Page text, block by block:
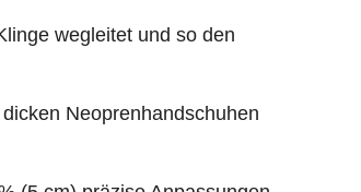
wegleitet und so den
Neoprenhandschuhen